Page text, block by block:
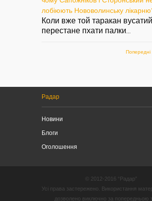
лобіюють Нововолинську
Коли вже той таракан вусатий
перестане пхати палки
Попередні
Радар
Новини
Блоги
Оголошення
© 2012-2016 “Радар”
Усі права застережено. Використання
дозволено виключно за попередньою